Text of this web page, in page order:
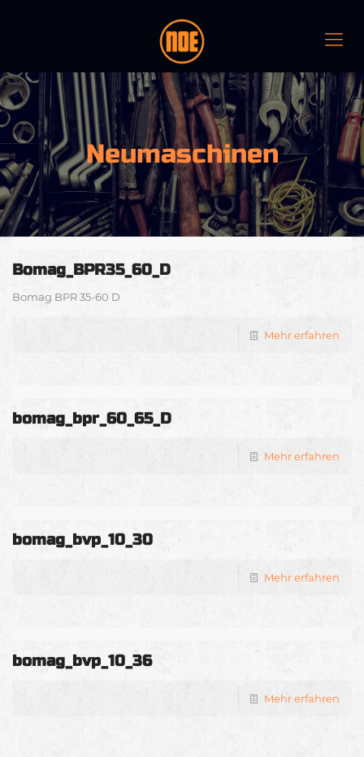
Neumaschinen
Bomag_BPR35_60_D
Bomag BPR 35-60 D
Mehr erfahren
bomag_bpr_60_65_D
Mehr erfahren
bomag_bvp_10_30
Mehr erfahren
bomag_bvp_10_36
Mehr erfahren